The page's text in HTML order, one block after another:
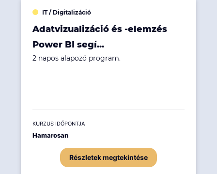
IT / Digitalizáció
Adatvizualizáció és -elemzés
Power BI segí...
2 napos alapozó program.
KURZUS IDŐPONTJA
Hamarosan
Részletek megtekintése